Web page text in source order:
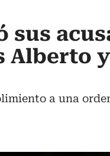
sus
Alberto
a una